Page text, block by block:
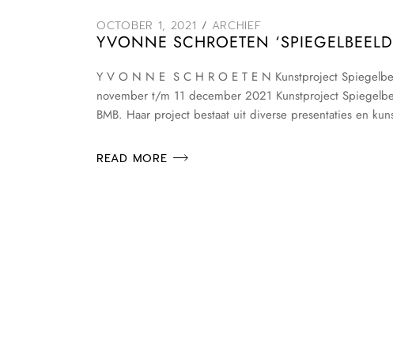
OCTOBER 1, 2021 ARCHIEF
YVONNE SCHROETEN
Y V O N N E S C H R O E T E N Kunstproject
november t/m 11 december 2021 Kunstproject
BMB. Haar project bestaat uit diverse presentaties en
READ MORE